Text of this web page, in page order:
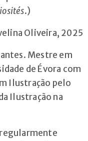
.)
Oliveira, 2025
Mestre em
de Évora com
Ilustração pelo
Ilustração na